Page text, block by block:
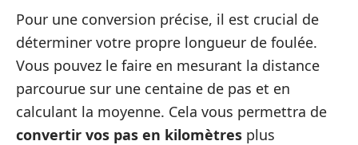
Pour une conversion précise, il est crucial de
déterminer votre propre longueur de foulée.
Vous pouvez le faire en mesurant la distance
parcourue sur une centaine de pas et en
calculant la moyenne. Cela vous permettra de
convertir vos pas en kilomètres plus